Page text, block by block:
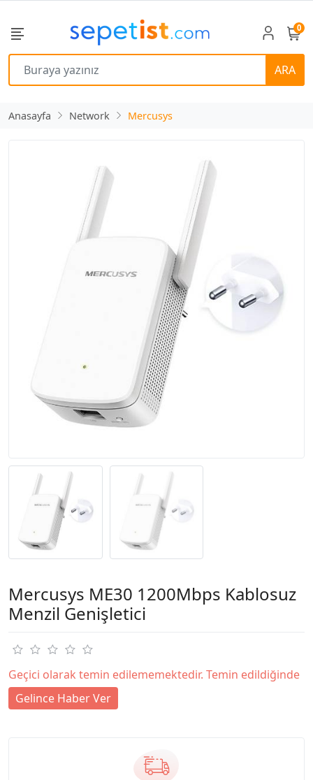
ARA
0
Anasayfa Network Mercusys
Mercusys ME30 1200Mbps Kablosuz
Menzil Genişletici
Geçici olarak temin edilememektedir. Temin edildiğinde
Gelince Haber Ver